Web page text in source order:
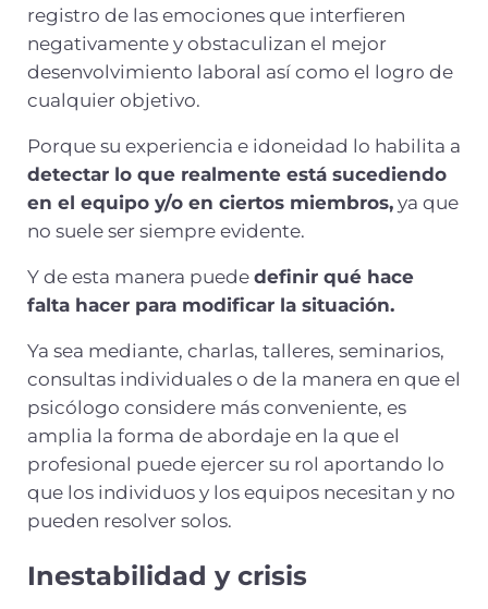
registro de las emociones que interfieren
negativamente y obstaculizan el mejor
desenvolvimiento laboral así como el logro de
cualquier objetivo.
Porque su experiencia e idoneidad lo habilita a
detectar lo que realmente está sucediendo
en el equipo y/o en ciertos miembros,ya que
no suele ser siempre evidente.
Y de esta manera puede definir qué hace
falta hacer para modificar la situación.
Ya sea mediante, charlas, talleres, seminarios,
consultas individuales o de la manera en que el
psicólogo considere más conveniente, es
amplia la forma de abordaje en la que el
profesional puede ejercer su rol aportando lo
que los individuos y los equipos necesitan y no
pueden resolver solos.
Inestabilidad y crisis